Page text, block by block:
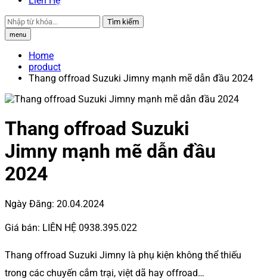
Tìm kiếm
menu
Home
product
Thang offroad Suzuki Jimny mạnh mẽ dẫn đầu 2024
Thang offroad Suzuki
Jimny mạnh mẽ dẫn đầu
2024
Ngày Đăng: 20.04.2024
Giá bán: LIÊN HỆ 0938.395.022
Thang offroad Suzuki Jimny là phụ kiện không thể thiếu
trong các chuyến cắm trại, việt dã hay offroad…